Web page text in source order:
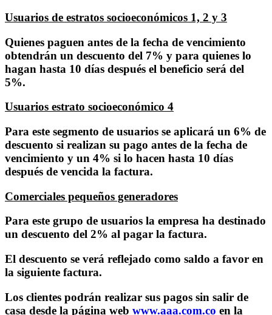
Usuarios de estratos socioeconómicos 1, 2 y 3
Quienes paguen antes de la fecha de vencimiento
obtendrán un descuento del 7% y para quienes lo
hagan hasta 10 días después el beneficio será del
5%.
Usuarios estrato socioeconómico 4
Para este segmento de usuarios se aplicará un 6% de
descuento si realizan su pago antes de la fecha de
vencimiento y un 4% si lo hacen hasta 10 días
después de vencida la factura.
Comerciales pequeños generadores
Para este grupo de usuarios la empresa ha destinado
un descuento del 2% al pagar la factura.
El descuento se verá reflejado como saldo a favor en
la siguiente factura.
Los clientes podrán realizar sus pagos sin salir de
casa desde la página web www.aaa.com.co en la